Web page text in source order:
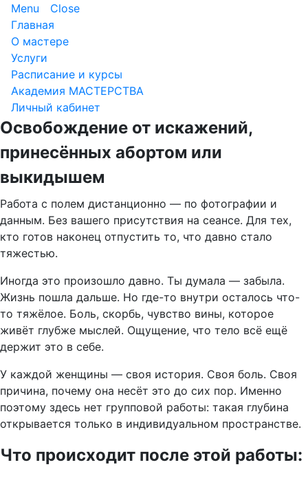
Menu
Close
Главная
О мастере
Услуги
Расписание и курсы
Академия МАСТЕРСТВА
Личный кабинет
Освобождение от искажений,
принесённых абортом или
выкидышем
Работа с полем дистанционно — по фотографии и
данным. Без вашего присутствия на сеансе. Для тех,
кто готов наконец отпустить то, что давно стало
тяжестью.
Иногда это произошло давно. Ты думала — забыла.
Жизнь пошла дальше. Но где-то внутри осталось что-
то тяжёлое. Боль, скорбь, чувство вины, которое
живёт глубже мыслей. Ощущение, что тело всё ещё
держит это в себе.
У каждой женщины — своя история. Своя боль. Своя
причина, почему она несёт это до сих пор. Именно
поэтому здесь нет групповой работы: такая глубина
открывается только в индивидуальном пространстве.
Что происходит после этой работы: